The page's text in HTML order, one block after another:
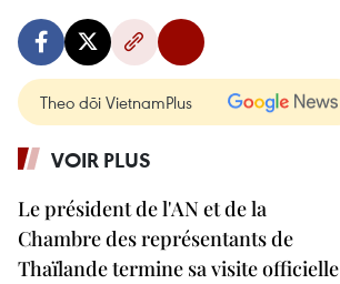
Theo dõi VietnamPlus
VOIR PLUS
Le président de l'AN et de la
Chambre des représentants de
Thaïlande termine sa visite officielle